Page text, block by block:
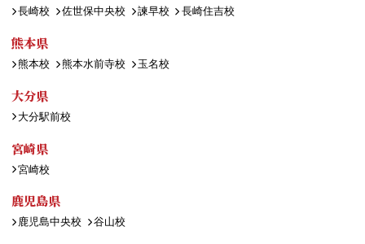
長崎校 佐世保中央校 諫早校 長崎住吉校
熊本県
熊本校 熊本水前寺校 玉名校
大分県
大分駅前校
宮崎県
宮崎校
鹿児島県
鹿児島中央校 谷山校